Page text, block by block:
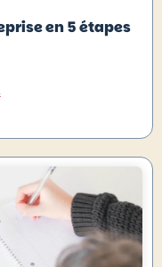
en 5 étapes